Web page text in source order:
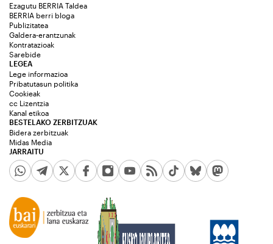
Ezagutu BERRIA Taldea
BERRIA berri bloga
Publizitatea
Galdera-erantzunak
Kontratazioak
Sarebide
JARRAITU
LEGEA
Lege informazioa
Pribatutasun politika
Cookieak
cc Lizentzia
Kanal etikoa
BESTELAKO ZERBITZUAK
Bidera zerbitzuak
Midas Media